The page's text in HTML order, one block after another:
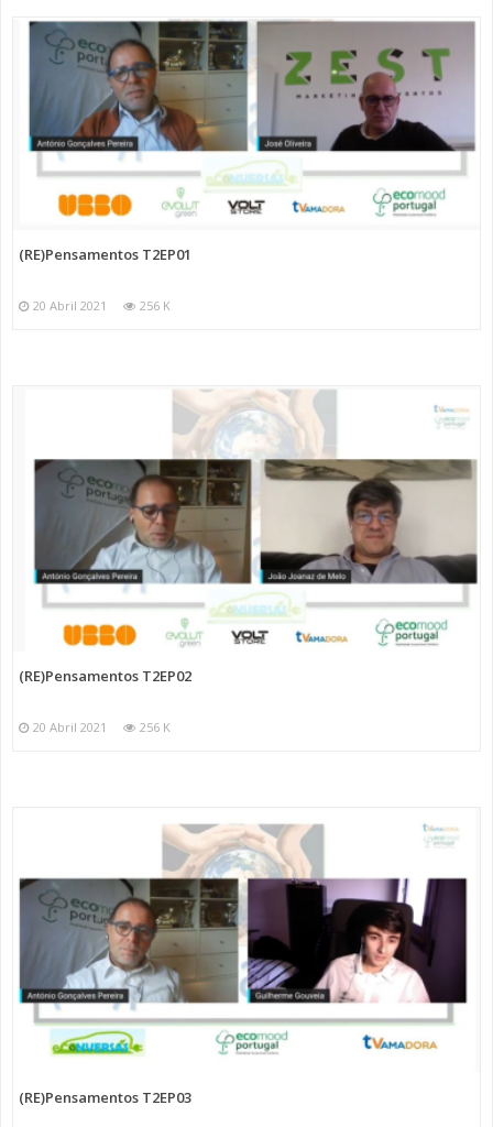
(RE)Pensamentos T2EP01
20 Abril 2021 256 K
(RE)Pensamentos T2EP02
20 Abril 2021 256 K
(RE)Pensamentos T2EP03